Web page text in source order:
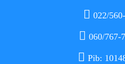
 022/
 060/767-
 Pib: